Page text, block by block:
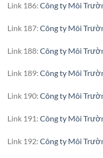
Link 186: Công ty Môi
Link 187: Công ty Môi
Link 188: Công ty Môi
Link 189: Công ty Môi
Link 190: Công ty Môi
Link 191: Công ty Môi
Link 192: Công ty Môi